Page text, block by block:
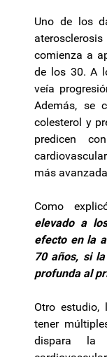
Uno de los
comienza a
de los 30. A
veía
Además, se
colesterol y
predicen
más
Como
elevado a
efecto en la
70 años, si
profunda al
Otro estudio,
tener
dispara la